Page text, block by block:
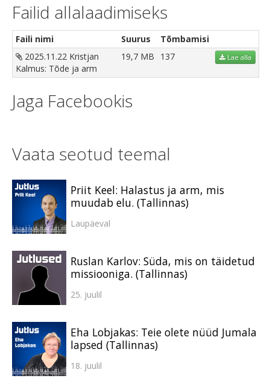
Failid allalaadimiseks
Faili nimi Suurus
Tõmbamisi
2025.11.22 Kristjan
Kalmus: Tõde ja arm
19,7 MB 137 Lae alla
Jaga Facebookis
Vaata seotud teemal
Priit Keel: Halastus ja arm, mis
muudab elu. (Tallinnas)
Laupäeval
Ruslan Karlov: Süda, mis on täidetud
missiooniga. (Tallinnas)
25. juulil
Eha Lobjakas: Teie olete nüüd Jumala
lapsed (Tallinnas)
18. juulil